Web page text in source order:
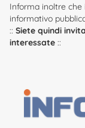
Informa inoltre
informativo
:: Siete quindi
interessate ::